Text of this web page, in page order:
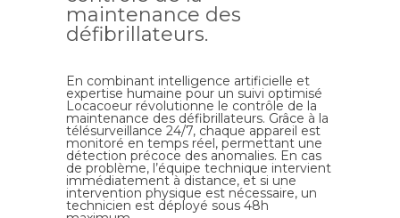
maintenance des
défibrillateurs.
En combinant intelligence artificielle et
expertise humaine pour un suivi optimisé
Locacoeur révolutionne le contrôle de la
maintenance des défibrillateurs. Grâce à la
télésurveillance 24/7, chaque appareil est
monitoré en temps réel, permettant une
détection précoce des anomalies. En cas
de problème, l’équipe technique intervient
immédiatement à distance, et si une
intervention physique est nécessaire, un
technicien est déployé sous 48h